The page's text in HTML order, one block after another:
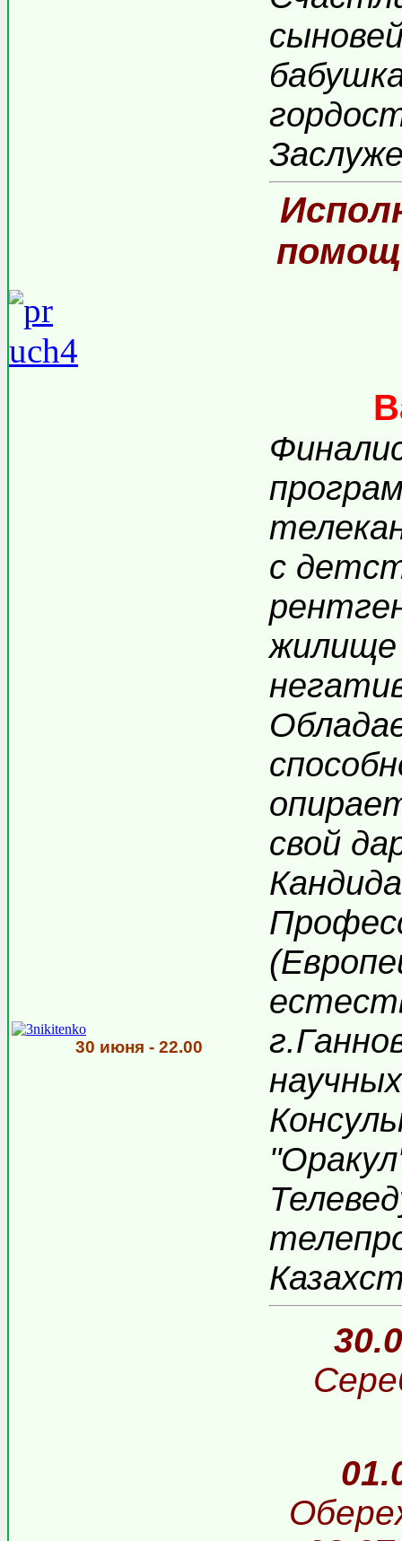
30 июня - 22.00
с
жилище
свой